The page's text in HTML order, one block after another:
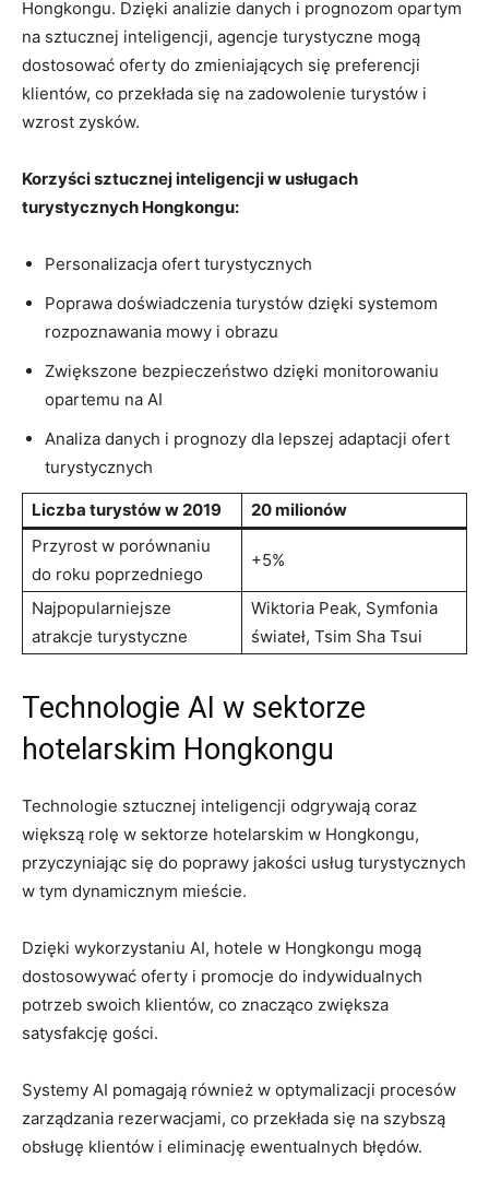
Hongkongu.⁢ Dzięki analizie⁤ danych i ‌prognozom opartym
na sztucznej​ inteligencji, agencje turystyczne mogą
‌dostosować oferty do⁤ zmieniających się‌ preferencji
klientów, co przekłada się na‍ zadowolenie turystów i
wzrost zysków.
Korzyści sztucznej inteligencji w usługach
turystycznych ⁢Hongkongu:
Personalizacja ofert turystycznych
Poprawa ​doświadczenia turystów dzięki systemom
rozpoznawania⁣ mowy i obrazu
Zwiększone bezpieczeństwo ⁢dzięki monitorowaniu
opartemu na AI
Analiza danych i prognozy dla lepszej adaptacji ofert
turystycznych
Liczba turystów w 2019
20 milionów
Przyrost w porównaniu
do roku poprzedniego
+5%
Najpopularniejsze
atrakcje turystyczne
Wiktoria Peak, ​Symfonia‍
świateł,‍ Tsim⁤ Sha Tsui
Technologie AI⁢ w sektorze
hotelarskim Hongkongu
Technologie sztucznej​ inteligencji odgrywają ⁢coraz
większą ​rolę ⁢w sektorze hotelarskim w Hongkongu,
przyczyniając się⁢ do poprawy jakości usług turystycznych
w tym dynamicznym⁤ mieście.
Dzięki wykorzystaniu AI, hotele w⁣ Hongkongu ⁤mogą
⁣dostosowywać ​oferty i promocje do indywidualnych
potrzeb swoich klientów, co znacząco zwiększa
satysfakcję gości.
Systemy AI pomagają również w optymalizacji procesów
zarządzania ‍rezerwacjami, co przekłada się ‌na szybszą
obsługę klientów i eliminację ewentualnych‍ błędów.